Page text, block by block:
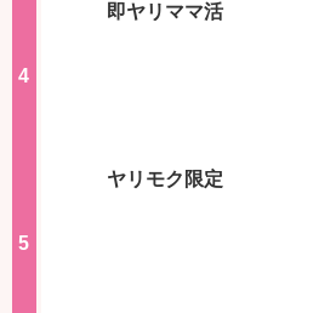
即ヤリママ活
ヤリモク限定